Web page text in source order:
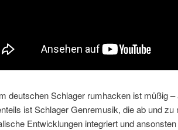
deutschen Schlager rumhacken ist müßig
ist Schlager Genremusik, die ab und zu
Entwicklungen integriert und